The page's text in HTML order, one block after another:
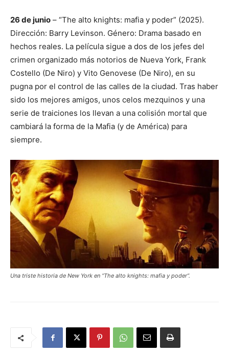
26 de junio – “The alto knights: mafia y poder” (2025).
Dirección: Barry Levinson. Género: Drama basado en
hechos reales. La película sigue a dos de los jefes del
crimen organizado más notorios de Nueva York, Frank
Costello (De Niro) y Vito Genovese (De Niro), en su
pugna por el control de las calles de la ciudad. Tras haber
sido los mejores amigos, unos celos mezquinos y una
serie de traiciones los llevan a una colisión mortal que
cambiará la forma de la Mafia (y de América) para
siempre.
Una triste historia de New York en “The alto knights: mafia y poder”.